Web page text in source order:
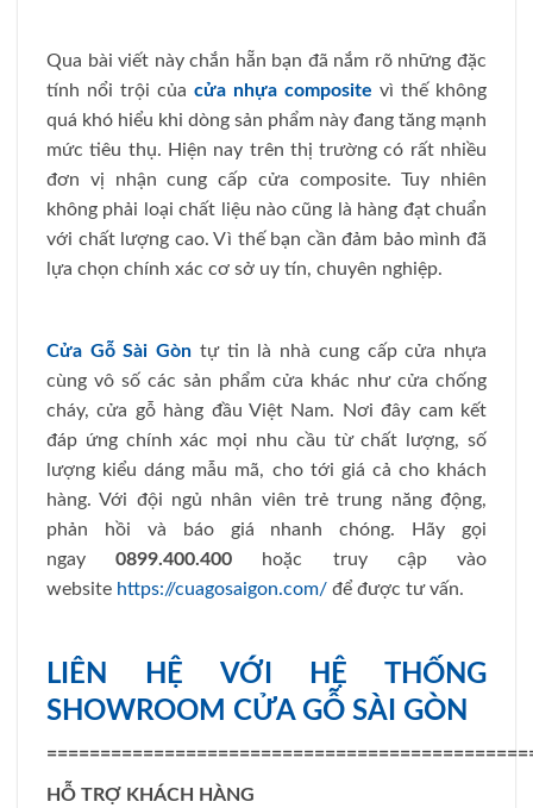
Qua bài viết này chắn hẵn bạn đã nắm rõ những đặc
tính nổi trội của cửa nhựa composite vì thế không
quá khó hiểu khi dòng sản phẩm này đang tăng mạnh
mức tiêu thụ. Hiện nay trên thị trường có rất nhiều
đơn vị nhận cung cấp cửa composite. Tuy nhiên
không phải loại chất liệu nào cũng là hàng đạt chuẩn
với chất lượng cao. Vì thế bạn cần đảm bảo mình đã
lựa chọn chính xác cơ sở uy tín, chuyên nghiệp.
Cửa Gỗ Sài Gòn tự tin là nhà cung cấp cửa nhựa
cùng vô số các sản phẩm cửa khác như cửa chống
cháy, cửa gỗ hàng đầu Việt Nam. Nơi đây cam kết
đáp ứng chính xác mọi nhu cầu từ chất lượng, số
lượng kiểu dáng mẫu mã, cho tới giá cả cho khách
hàng. Với đội ngủ nhân viên trẻ trung năng động,
phản hồi và báo giá nhanh chóng. Hãy gọi
ngay0899.400.400 hoặc truy cập vào
website https://cuagosaigon.com/ để được tư vấn.
LIÊN HỆ VỚI HỆ THỐNG
SHOWROOM CỬA GỖ SÀI GÒN
HỖ TRỢ KHÁCH HÀNG